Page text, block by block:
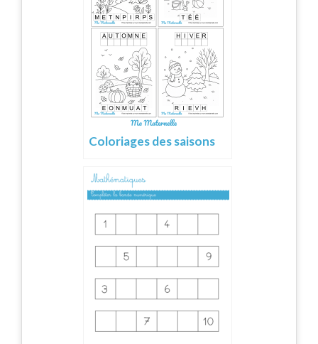
Coloriages des saisons